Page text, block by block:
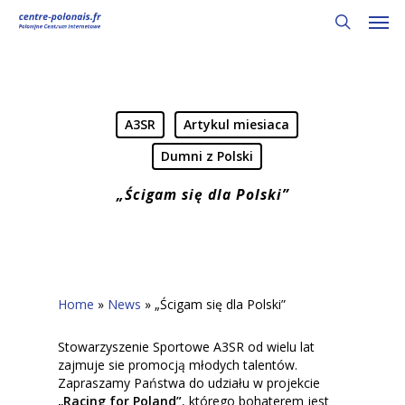
A3SR
Artykul miesiaca
Dumni z Polski
„Ścigam się dla Polski”
Home » News » „Ścigam się dla Polski”
Stowarzyszenie Sportowe A3SR od wielu lat
zajmuje sie promocją młodych talentów.
Zapraszamy Państwa do udziału w projekcie
„Racing for Poland”, którego bohaterem jest